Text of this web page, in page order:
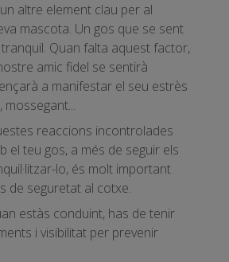
altre element clau per al
mascota. Un gos que se sent
Quan falta aquest factor,
amic fidel se sentirà
a manifestar el seu estrès
reaccions incontrolades
el teu gos, a més de seguir els
lo, és molt important
de seguretat al cotxe.
estàs conduint, has de tenir
i visibilitat per prevenir